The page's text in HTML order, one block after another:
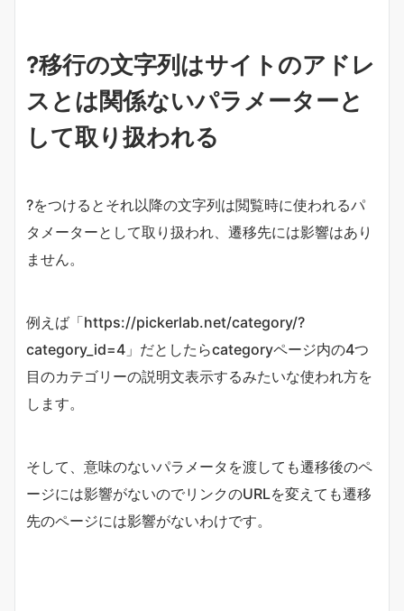
?移行の文字列はサイトのアドレ
スとは関係ないパラメーターと
して取り扱われる
?をつけるとそれ以降の文字列は閲覧時に使われるパ
タメーターとして取り扱われ、遷移先には影響はあり
ません。
例えば「https://pickerlab.net/category/?
category_id=4」だとしたらcategoryページ内の4つ
目のカテゴリーの説明文表示するみたいな使われ方を
します。
そして、意味のないパラメータを渡しても遷移後のペ
ージには影響がないのでリンクのURLを変えても遷移
先のページには影響がないわけです。